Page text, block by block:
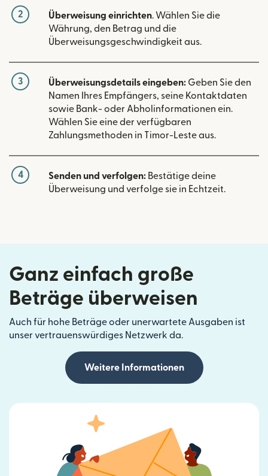
2 Überweisung einrichten. Wählen Sie die
Währung, den Betrag und die
Überweisungsgeschwindigkeit aus.
3 Überweisungsdetails eingeben: Geben Sie den
Namen Ihres Empfängers, seine Kontaktdaten
sowie Bank- oder Abholinformationen ein.
Wählen Sie eine der verfügbaren
Zahlungsmethoden in Timor-Leste aus.
4 Senden und verfolgen: Bestätige deine
Überweisung und verfolge sie in Echtzeit.
Ganz einfach große
Beträge überweisen
Auch für hohe Beträge oder unerwartete Ausgaben ist
unser vertrauenswürdiges Netzwerk da.
Weitere Informationen